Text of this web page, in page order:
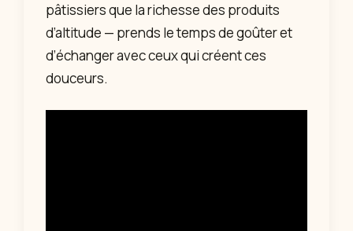
pâtissiers que la richesse des produits
d’altitude — prends le temps de goûter et
d’échanger avec ceux qui créent ces
douceurs.